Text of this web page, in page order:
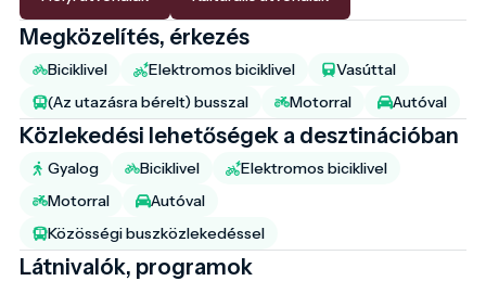
Megközelítés, érkezés
Biciklivel Elektromos biciklivel
Vasúttal
(Az utazásra bérelt) busszal
Motorral Autóval
Közlekedési lehetőségek a desztinációban
Gyalog Biciklivel
Elektromos biciklivel
Motorral
Autóval
Közösségi buszközlekedéssel
Látnivalók, programok